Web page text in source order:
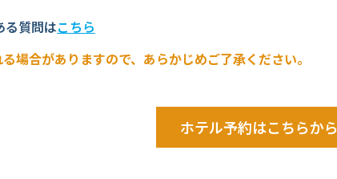
る質問はこちら
場合がありますので、あらかじめご了承ください。
ホテル予約はこちらから